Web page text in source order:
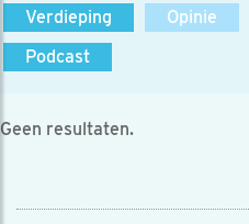
Verdieping
Opinie
Podcast
Geen resultaten.